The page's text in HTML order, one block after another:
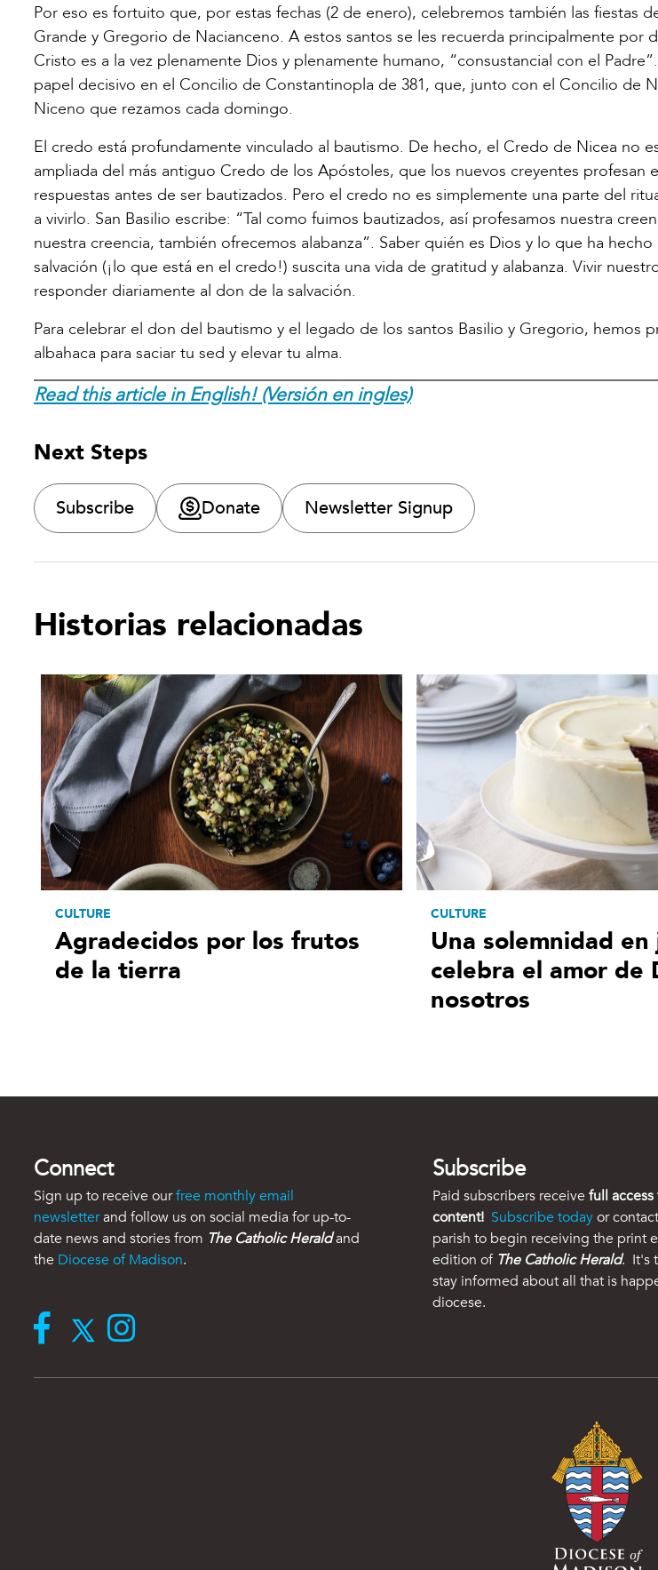
Por eso es fortuito que, por estas fechas (2 de enero), celebremos también las fiestas
Grande y Gregorio de Nacianceno. A estos santos se les recuerda principalmente por
Cristo es a la vez plenamente Dios y plenamente humano, “consustancial con el
papel decisivo en el Concilio de Constantinopla de 381, que, junto con el Concilio de
Niceno que rezamos cada domingo.
El credo está profundamente vinculado al bautismo. De hecho, el Credo de Nicea no
ampliada del más antiguo Credo de los Apóstoles, que los nuevos creyentes profesan
respuestas antes de ser bautizados. Pero el credo no es simplemente una parte del
a vivirlo. San Basilio escribe: “Tal como fuimos bautizados, así profesamos nuestra
nuestra creencia, también ofrecemos alabanza”. Saber quién es Dios y lo que ha
salvación (¡lo que está en el credo!) suscita una vida de gratitud y alabanza. Vivir
responder diariamente al don de la salvación.
Para celebrar el don del bautismo y el legado de los santos Basilio y Gregorio, hemos
albahaca para saciar tu sed y elevar tu alma.
Read this article in English! (Versión en ingles)
Next Steps
Subscribe Donate Newsletter Signup
Historias relacionadas
CULTURE
Agradecidos por los frutos
de la tierra
CULTURE
Una solemnidad
celebra el amor de
nosotros
Connect
Sign up to receive ourfree monthly email
newsletterand follow us on social media for up-to-
date news and stories from The Catholic Heraldand
the Diocese of Madison.
Subscribe
Paid subscribers receivefull
content! Subscribe todayor
parish to begin receiving the print
edition of The Catholic Herald. It's
stay informed about all that is
diocese.